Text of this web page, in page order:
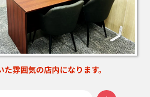
待合席もございます。